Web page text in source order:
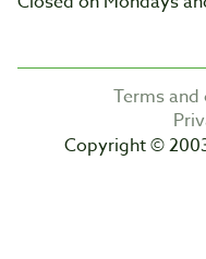
Terms
Copyright ©